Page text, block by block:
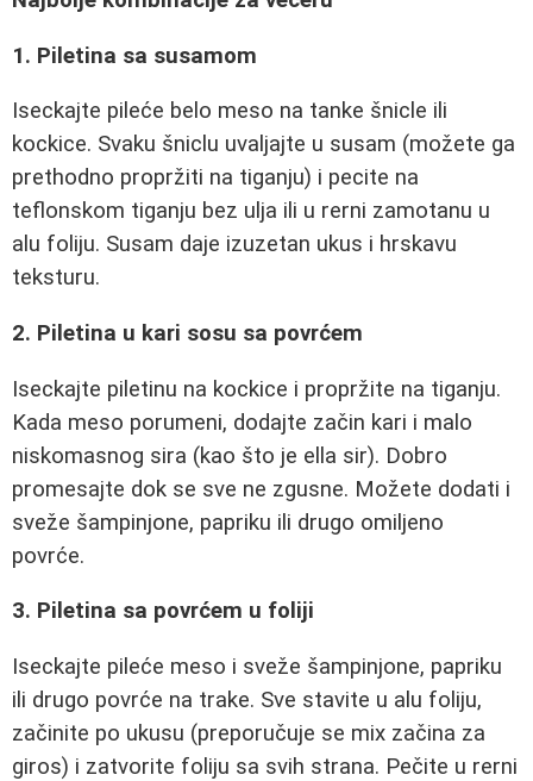
1. Piletina sa susamom
Iseckajte pileće belo meso na tanke šnicle ili
kockice. Svaku šniclu uvaljajte u susam (možete ga
prethodno propržiti na tiganju) i pecite na
teflonskom tiganju bez ulja ili u rerni zamotanu u
alu foliju. Susam daje izuzetan ukus i hrskavu
teksturu.
2. Piletina u kari sosu sa povrćem
Iseckajte piletinu na kockice i propržite na tiganju.
Kada meso porumeni, dodajte začin kari i malo
niskomasnog sira (kao što je ella sir). Dobro
promesajte dok se sve ne zgusne. Možete dodati i
sveže šampinjone, papriku ili drugo omiljeno
povrće.
3. Piletina sa povrćem u foliji
Iseckajte pileće meso i sveže šampinjone, papriku
ili drugo povrće na trake. Sve stavite u alu foliju,
začinite po ukusu (preporučuje se mix začina za
giros) i zatvorite foliju sa svih strana. Pečite u rerni